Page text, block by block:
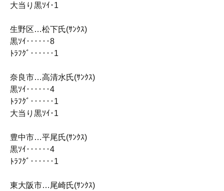
大当り黒ｿｲ･1
生野区…松下氏(ｻﾝｸｽ)
黒ｿｲ‥‥‥8
ﾄﾗﾌｸﾞ‥‥‥1
奈良市…高清水氏(ｻﾝｸｽ)
黒ｿｲ‥‥‥4
ﾄﾗﾌｸﾞ‥‥‥1
大当り黒ｿｲ･1
豊中市…平尾氏(ｻﾝｸｽ)
黒ｿｲ‥‥‥4
ﾄﾗﾌｸﾞ‥‥‥1
東大阪市…尾崎氏(ｻﾝｸｽ)